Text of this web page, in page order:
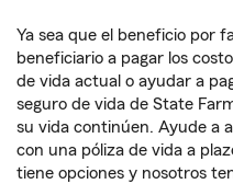
Ya sea que el beneficio por
beneficiario a pagar los
de vida actual o ayudar a
seguro de vida de State
su vida continúen. Ayude a
con una póliza de vida a
tiene opciones y nosotros